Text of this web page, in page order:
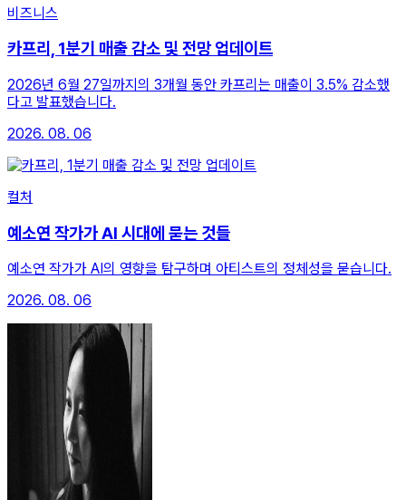
비즈니스
카프리, 1분기 매출 감소 및 전망 업데이트
2026년 6월 27일까지의 3개월 동안 카프리는 매출이 3.5% 감소했
다고 발표했습니다.
2026. 08. 06
컬처
예소연 작가가 AI 시대에 묻는 것들
예소연 작가가 AI의 영향을 탐구하며 아티스트의 정체성을 묻습니다.
2026. 08. 06